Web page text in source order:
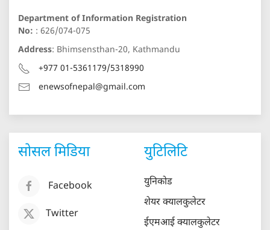
Department of Information Registration
No: : 626/074-075
Address: Bhimsensthan-20, Kathmandu
+977 01-5361179/5318990
enewsofnepal@gmail.com
सोसल मिडिया
Facebook
Twitter
युटिलिटि
युनिकोड
शेयर क्यालकुलेटर
ईएमआई क्यालकुलेटर